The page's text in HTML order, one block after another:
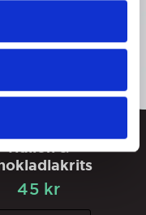
Hallon &
45 kr